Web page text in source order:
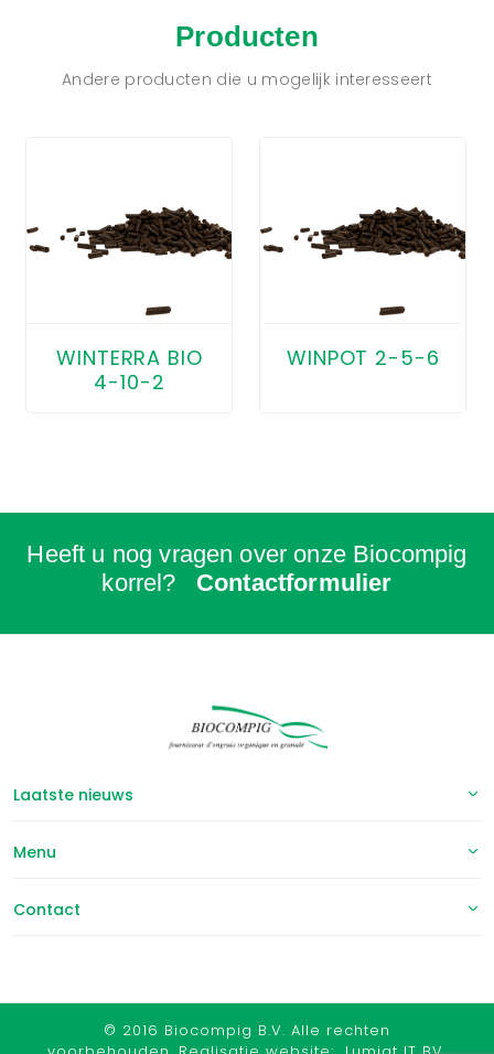
Producten
Andere producten die u mogelijk interesseert
WINTERRA BIO
4-10-2
WINPOT 2-5-6
Heeft u nog vragen over onze Biocompig
korrel? Contactformulier
Laatste nieuws
Menu
Contact
© 2016 Biocompig B.V. Alle rechten